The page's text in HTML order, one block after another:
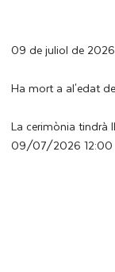
09 de juliol de 2026
Ha mort a al'edat
La cerimònia tindrà
09/07/2026 12:00